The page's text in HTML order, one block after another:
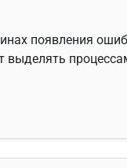
появления
выделять